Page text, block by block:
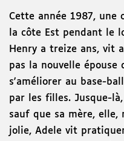
Cette année 1987, une
la côte Est pendant le
Henry a treize ans, vit
pas la nouvelle épouse
s'améliorer au base-
par les filles. Jusque-
sauf que sa mère, elle,
jolie, Adele vit